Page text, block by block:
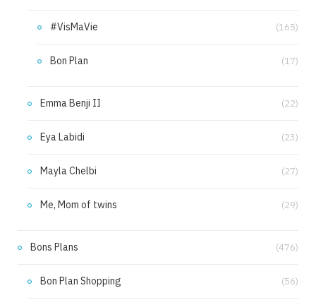
#VisMaVie (165)
Bon Plan (17)
Emma Benji II (22)
Eya Labidi (23)
Mayla Chelbi (27)
Me, Mom of twins (29)
Bons Plans (476)
Bon Plan Shopping (56)